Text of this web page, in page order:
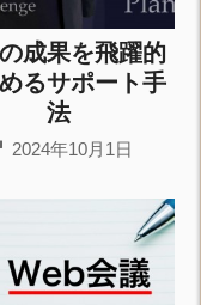
成果を飛躍的
るサポート手
法
2024年10月1日